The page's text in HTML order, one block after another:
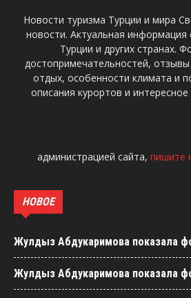
Новости туризма Турции и мира
новости. Актуальная
Турции и других странах.
достопримечательностей,
отдых, особенности климата и
описания курортов и
администрацией сайта, пишите
НОВОЕ
Жулдыз Абдукаримова показала
Жулдыз Абдукаримова показала